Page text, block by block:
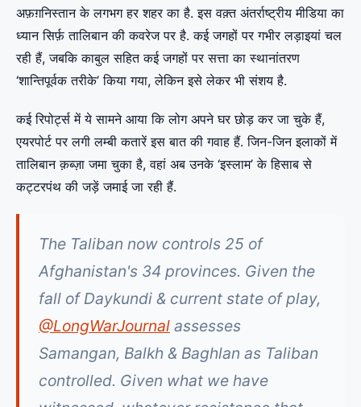
अफ़ग़निस्तान के लगभग हर शहर का है. इस वक़्त अंतर्राष्ट्रीय मीडिया का
ध्यान सिर्फ़ तालिबान की कवरेज पर है. कई जगहों पर गभीर लड़ाइयां चल
रही हैं, जबकि काबुल सहित कई जगहों पर सत्ता का स्थानांतरण
‘शान्तिपूर्वक तरीके’ किया गया, लेकिन इसे लेकर भी संशय है.
कई रिपोर्ट्स में ये सामने आया कि लोग अपने घर छोड़ कर जा चुके हैं,
एयरपोर्ट पर लगी लम्बी कतारें इस बात की गवाह हैं. जिन-जिन इलाकों में
तालिबान क़ब्ज़ा जमा चुका है, वहां अब उनके ‘इस्लाम’ के हिसाब से
कट्टरपंथ की जड़ें जमाई जा रही हैं.
The Taliban now controls 25 of
Afghanistan's 34 provinces. Given the
fall of Daykundi & current state of play,
@LongWarJournal assesses
Samangan, Balkh & Baghlan as Taliban
controlled. Given what we have